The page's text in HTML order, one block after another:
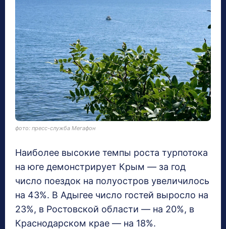
фото: пресс-служба Мегафон
Наиболее высокие темпы роста турпотока
на юге демонстрирует Крым — за год
число поездок на полуостров увеличилось
на 43%. В Адыгее число гостей выросло на
23%, в Ростовской области — на 20%, в
Краснодарском крае — на 18%.